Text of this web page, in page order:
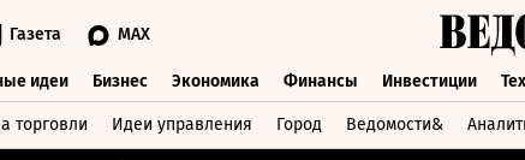
Газета MAX
идеи Бизнес Экономика Финансы Инвестиции
торговли Идеи управления Город Ведомости&